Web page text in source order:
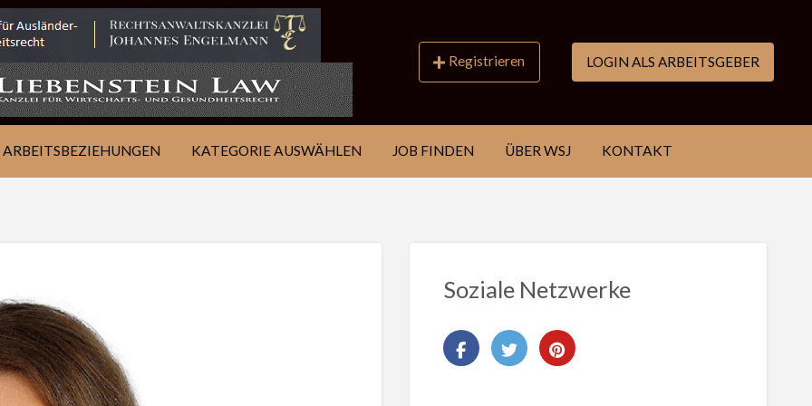
JOB
FINDEN
ÜBER
WSJ
KONTAKT
Registrieren LOGIN ALS ARBEITSGEBER
ARBEITSBEZIEHUNGEN KATEGORIE AUSWÄHLEN JOB FINDEN ÜBER WSJ KONTAKT
Soziale Netzwerke